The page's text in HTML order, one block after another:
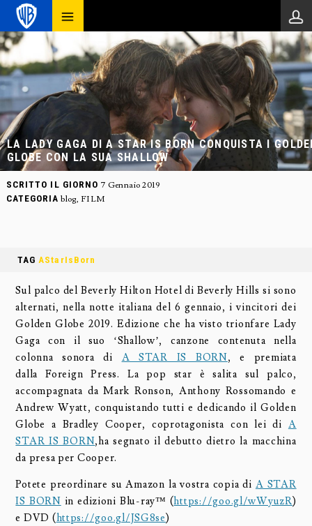
LA LADY GAGA DI A STAR IS BORN CONQUISTA I
GLOBE CON LA SUA SHALLOW
SCRITTO IL GIORNO 7 Gennaio 2019
CATEGORIA blog, FILM
TAGAStarIsBorn
Sul palco del Beverly Hilton Hotel di Beverly Hills si sono
alternati, nella notte italiana del 6 gennaio, i vincitori dei
Golden Globe 2019. Edizione che ha visto trionfare Lady
Gaga con il suo ‘Shallow’, canzone contenuta nella
colonna sonora di A STAR IS BORN, e premiata
dalla Foreign Press. La pop star è salita sul palco,
accompagnata da Mark Ronson, Anthony Rossomando e
Andrew Wyatt, conquistando tutti e dedicando il Golden
Globe a Bradley Cooper, coprotagonista con lei di A
STAR IS BORN,ha segnato il debutto dietro la macchina
da presa per Cooper.
Potete preordinare su Amazon la vostra copia di A STAR
IS BORN in edizioni Blu-ray™ (https://goo.gl/wWyuzR)
e DVD (https://goo.gl/JSG8se)